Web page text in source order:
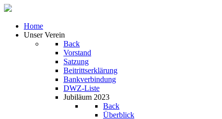
Home
Unser Verein
Back
Vorstand
Satzung
Beitrittserklärung
Bankverbindung
DWZ-Liste
Jubiläum 2023
Back
Überblick